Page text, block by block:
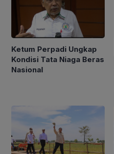
Ketum Perpadi Ungkap
Kondisi Tata Niaga Beras
Nasional